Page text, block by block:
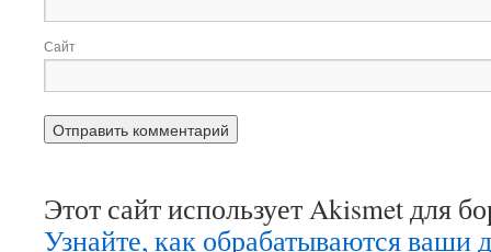
Сайт
Этот сайт использует Akismet для
Узнайте, как обрабатываются ваши